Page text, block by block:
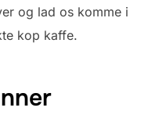
og lad os komme i
kop kaffe.